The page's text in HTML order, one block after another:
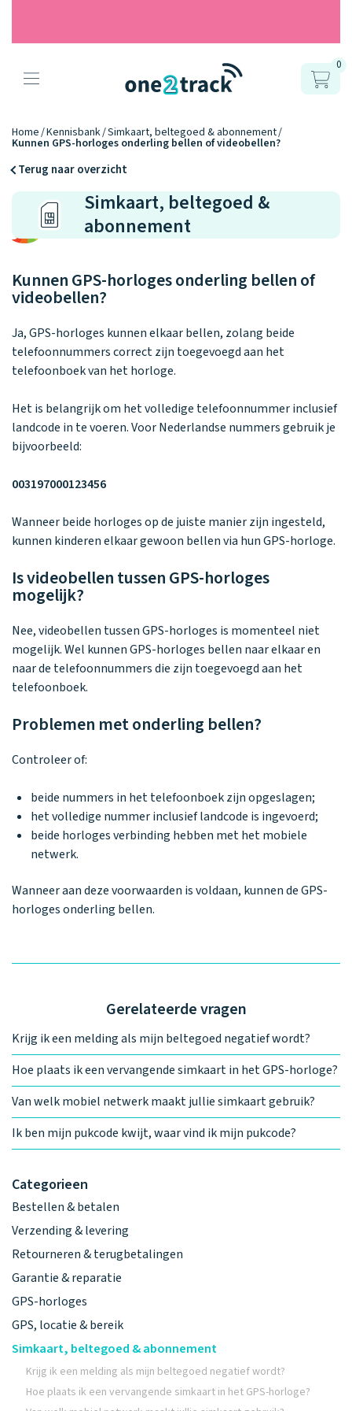
Producten
Onze gps
horloges
Connect
YOU
Connect
NEXT
Connect
UP
Horloges
Tweedekans
horloges
Ontdek alle
horloges
Accessoires
Opladers
Ontdek alle
accessoires
Personaliseer
je bandje!
Kies je eigen
je horloge
helemaal van
Hoe werkt
het?
Ontdek hoe
het werkt
Zo werken het
one2track-app
samen.
Waarom one2track
Handleiding
App updates
Blogs
Ons verhaal
Recensies
Werken bij
Jarige Job
0
Home Kennisbank Simkaart, beltegoed & abonnement
Kunnen GPS-horloges onderling bellen of videobellen?
Terug naar overzicht
Simkaart, beltegoed &
abonnement
Categorieen
Bestellen & betalen
Verzending & levering
Retourneren & terugbetalingen
Garantie & reparatie
GPS-horloges
GPS, locatie & bereik
Simkaart, beltegoed & abonnement
Krijg ik een melding als mijn beltegoed negatief wordt?
Hoe plaats ik een vervangende simkaart in het GPS-horloge?
Kunnen GPS-horloges onderling bellen of
videobellen?
Ja, GPS-horloges kunnen elkaar bellen, zolang beide
telefoonnummers correct zijn toegevoegd aan het
telefoonboek van het horloge.
Het is belangrijk om het volledige telefoonnummer inclusief
landcode in te voeren. Voor Nederlandse nummers gebruik je
bijvoorbeeld:
003197000123456
Wanneer beide horloges op de juiste manier zijn ingesteld,
kunnen kinderen elkaar gewoon bellen via hun GPS-horloge.
Is videobellen tussen GPS-horloges
mogelijk?
Nee, videobellen tussen GPS-horloges is momenteel niet
mogelijk. Wel kunnen GPS-horloges bellen naar elkaar en
naar de telefoonnummers die zijn toegevoegd aan het
telefoonboek.
Problemen met onderling bellen?
Controleer of:
beide nummers in het telefoonboek zijn opgeslagen;
het volledige nummer inclusief landcode is ingevoerd;
beide horloges verbinding hebben met het mobiele
netwerk.
Wanneer aan deze voorwaarden is voldaan, kunnen de GPS-
horloges onderling bellen.
Gerelateerde vragen
Krijg ik een melding als mijn beltegoed negatief wordt?
Hoe plaats ik een vervangende simkaart in het GPS-horloge?
Van welk mobiel netwerk maakt jullie simkaart gebruik?
Ik ben mijn pukcode kwijt, waar vind ik mijn pukcode?